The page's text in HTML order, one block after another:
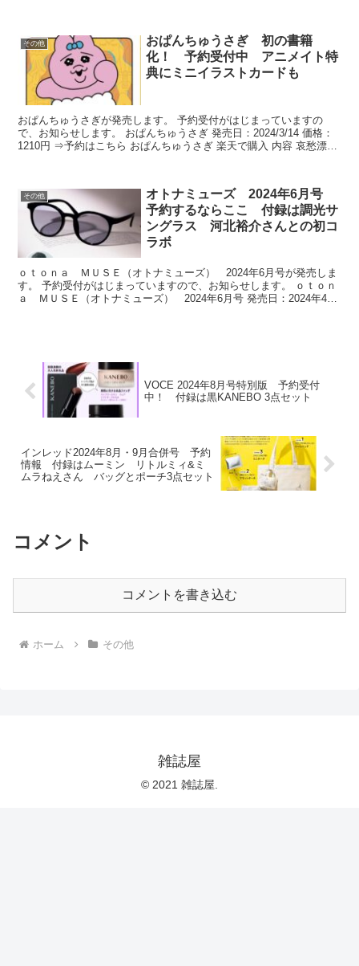
その他
おぱんちゅうさぎ 初の書籍
化！ 予約受付中 アニメイト特
典にミニイラストカードも
おぱんちゅうさぎが発売します。 予約受付がはじまっていますの
で、お知らせします。 おぱんちゅうさぎ 発売日：2024/3/14 価格：
1210円 ⇒予約はこちら おぱんちゅうさぎ 楽天で購入 内容 哀愁漂う
その他
オトナミューズ 2024年6月号
予約するならここ 付録は調光サ
ングラス 河北裕介さんとの初コ
ラボ
ｏｔｏｎａ ＭＵＳＥ（オトナミューズ） 2024年6月号が発売しま
す。 予約受付がはじまっていますので、お知らせします。 ｏｔｏｎ
ａ ＭＵＳＥ（オトナミューズ） 2024年6月号 発売日：2024年4月
VOCE 2024年8月号特別版 予約受付
中！ 付録は黒KANEBO 3点セット
インレッド2024年8月・9月合併号 予約
情報 付録はムーミン リトルミィ&ミ
ムラねえさん バッグとポーチ3点セット
コメント
コメントを書き込む
ホーム その他
雑誌屋
© 2021 雑誌屋.